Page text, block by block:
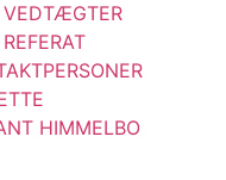
VEDTÆGTER
REFERAT
HIMMELBO